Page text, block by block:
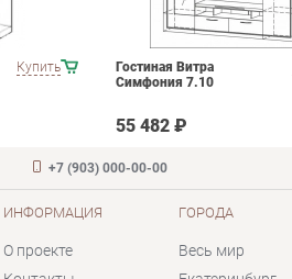
Купить
Гостиная Витра
Симфония 7.10
55 482 ₽
+7 (903) 000-00-00
ИНФОРМАЦИЯ
О проекте
ГОРОДА
Весь мир